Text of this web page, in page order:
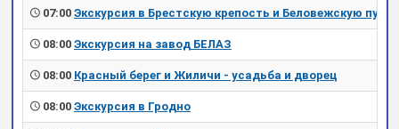
07:00 Экскурсия в Брестскую крепость и Беловежскую пущу
08:00 Экскурсия на завод БЕЛАЗ
08:00 Красный берег и Жиличи - усадьба и дворец
08:00 Экскурсия в Гродно